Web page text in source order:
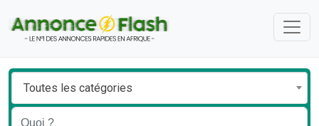
Toutes les catégories